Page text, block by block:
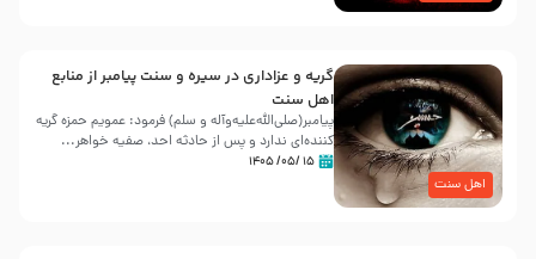
اهل سنت
گریه و عزاداری در سیره و سنت پیامبر از منابع
اهل سنت
پیامبر(صلی‌الله‌علیه‌وآله و سلم) فرمود: عمویم حمزه گریه
کننده‌ای ندارد و پس از حادثه احد، صفیه خواهر...
۱۵ /۰۵/ ۱۴۰۵